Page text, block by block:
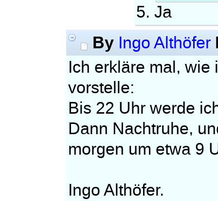
5. Ja
By Ingo Althöfer
Ich erkläre mal, wie
vorstelle:
Bis 22 Uhr werde
Dann Nachtruhe,
morgen um etwa 9
Ingo Althöfer.